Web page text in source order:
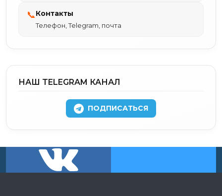
📞Контакты
Телефон, Telegram, почта
НАШ TELEGRAM КАНАЛ
ПОДПИСАТЬСЯ